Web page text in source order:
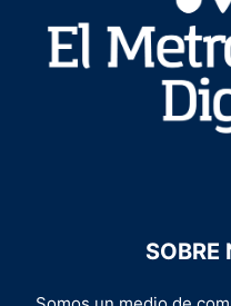
SOBRE